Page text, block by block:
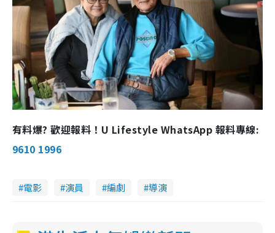
有料爆? 歡迎報料！U Lifestyle WhatsApp 報料專線:
9610 1996
電影 演員 編劇 導演